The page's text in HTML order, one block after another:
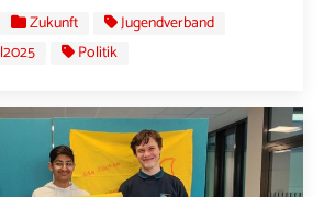
Zukunft
Jugendverband
Politik